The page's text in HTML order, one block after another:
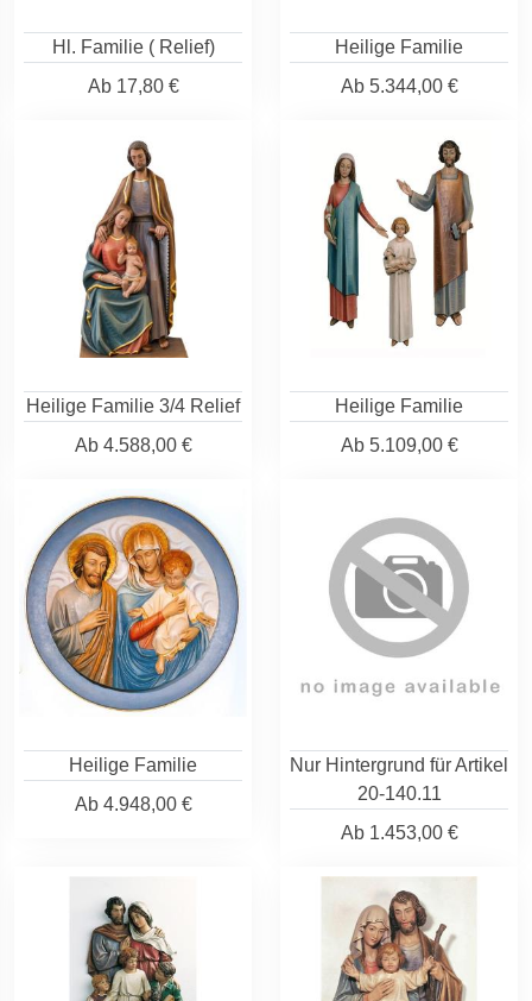
Hl. Familie ( Relief)
Ab17,80 €
Heilige Familie
Ab5.344,00 €
Heilige Familie 3/4 Relief
Ab4.588,00 €
Heilige Familie
Ab5.109,00 €
Heilige Familie
Ab4.948,00 €
Nur Hintergrund für Artikel
20-140.11
Ab1.453,00 €